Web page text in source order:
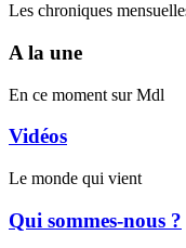
Les chroniques
A la une
En ce moment sur Mdl
Vidéos
Le monde qui vient
Qui sommes-nous ?